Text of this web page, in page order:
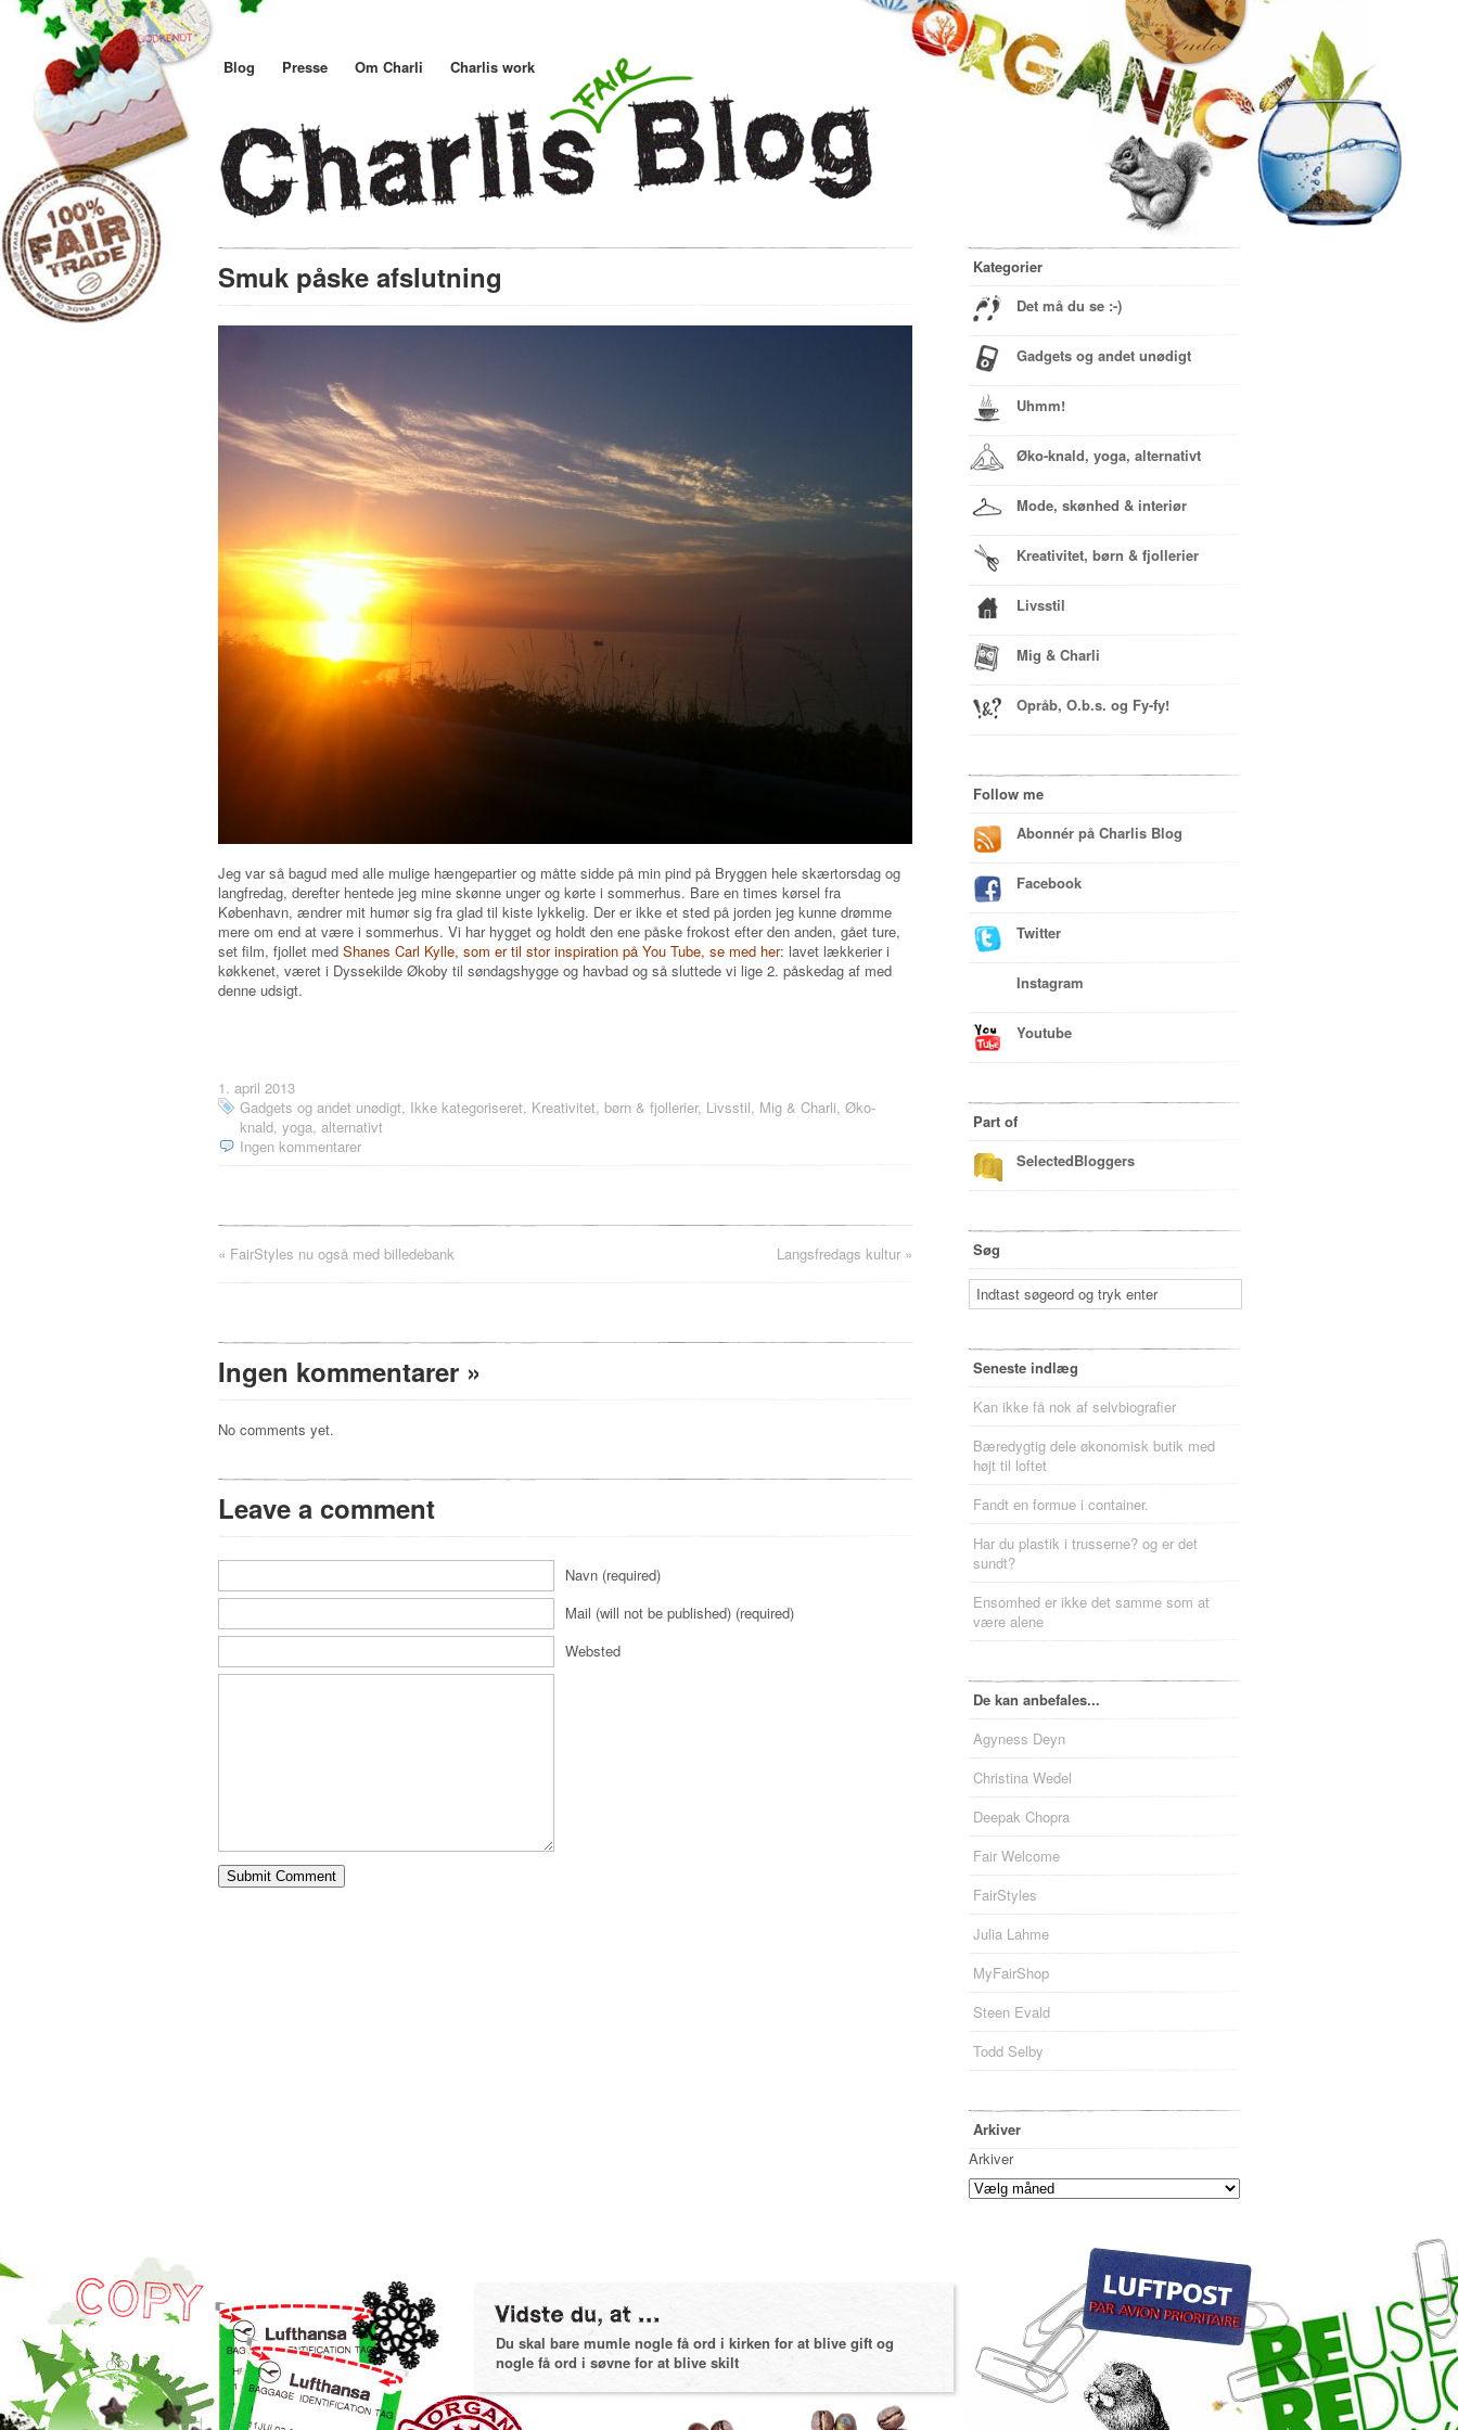
Blog Presse Om Charli Charlis work
Smuk påske afslutning
Jeg var så bagud med alle mulige hængepartier og måtte sidde på min pind på Bryggen hele skærtorsdag og
langfredag, derefter hentede jeg mine skønne unger og kørte i sommerhus. Bare en times kørsel fra
København, ændrer mit humør sig fra glad til kiste lykkelig. Der er ikke et sted på jorden jeg kunne drømme
mere om end at være i sommerhus. Vi har hygget og holdt den ene påske frokost efter den anden, gået ture,
set film, fjollet med Shanes Carl Kylle, som er til stor inspiration på You Tube, se med her: lavet lækkerier i
køkkenet, været i Dyssekilde Økoby til søndagshygge og havbad og så sluttede vi lige 2. påskedag af med
denne udsigt.
1. april 2013
Gadgets og andet unødigt, Ikke kategoriseret, Kreativitet, børn & fjollerier, Livsstil, Mig & Charli, Øko-
knald, yoga, alternativt
Ingen kommentarer
« FairStyles nu også med billedebank Langsfredags kultur »
Ingen kommentarer »
No comments yet.
Leave a comment
Navn (required)
Mail (will not be published) (required)
Websted
Kategorier
Det må du se :-)
Gadgets og andet unødigt
Uhmm!
Øko-knald, yoga, alternativt
Mode, skønhed & interiør
Kreativitet, børn & fjollerier
Livsstil
Mig & Charli
Opråb, O.b.s. og Fy-fy!
Follow me
Abonnér på Charlis Blog
Facebook
Twitter
Instagram
Youtube
Part of
SelectedBloggers
Søg
Seneste indlæg
Kan ikke få nok af selvbiografier
Bæredygtig dele økonomisk butik med
højt til loftet
Fandt en formue i container.
Har du plastik i trusserne? og er det
sundt?
Ensomhed er ikke det samme som at
være alene
De kan anbefales...
Agyness Deyn
Christina Wedel
Deepak Chopra
Fair Welcome
FairStyles
Julia Lahme
MyFairShop
Steen Evald
Todd Selby
Arkiver
Arkiver
Du skal bare mumle nogle få ord i kirken for at blive gift og
nogle få ord i søvne for at blive skilt